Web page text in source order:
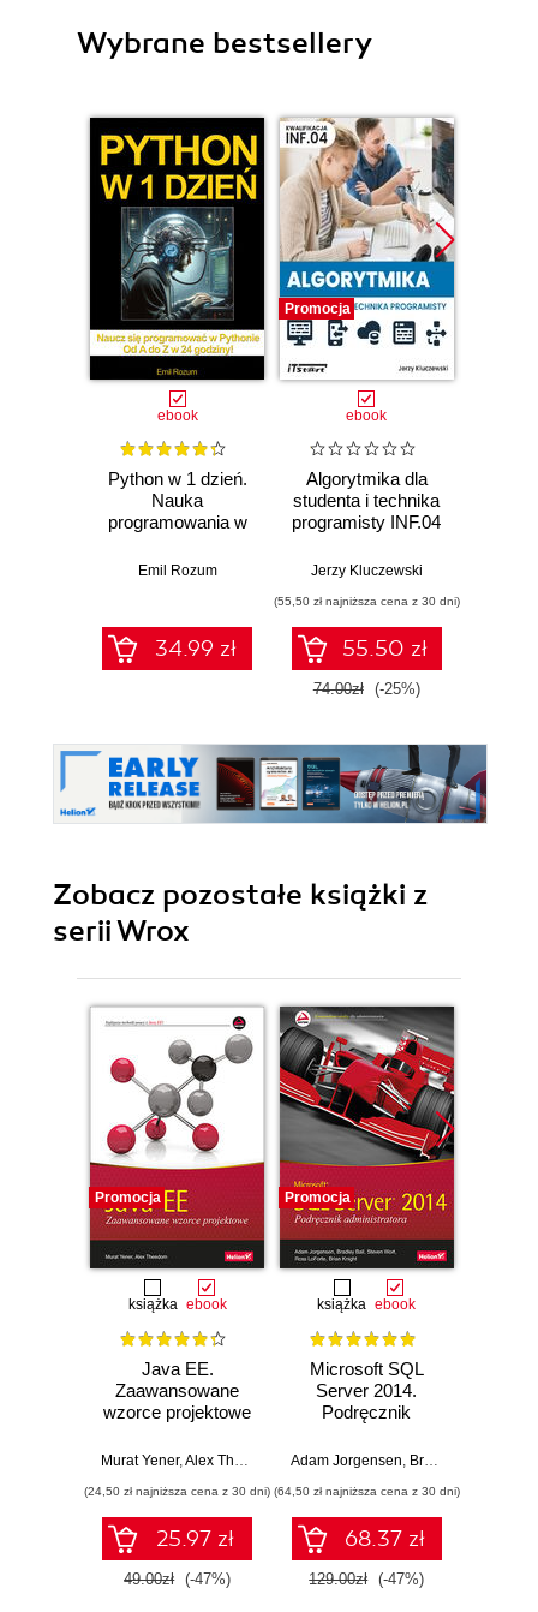
Wybrane bestsellery
ebook
Python w 1 dzień.
Nauka
programowania w
godziny od A do Z
Emil Rozum
34.99 zł
Promocja
ebook
Algorytmika dla
studenta i technika
programisty INF.04
Jerzy Kluczewski
(55,50 zł najniższa cena z 30 dni)
55.50 zł
74.00zł (-25%)
Zobacz pozostałe książki z
serii Wrox
Promocja
książka ebook
Java EE.
Zaawansowane
wzorce projektowe
Murat Yener, Alex Theedom
(24,50 zł najniższa cena z 30 dni)
25.97 zł
49.00zł (-47%)
Promocja
książka ebook
Microsoft SQL
Server 2014.
Podręcznik
Adam Jorgensen Bradley Ball
(64,50 zł najniższa cena z 30 dni)
68.37 zł
129.00zł (-47%)